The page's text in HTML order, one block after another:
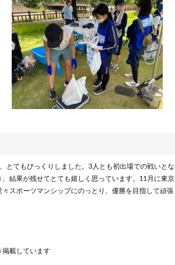
とてもびっくりしました。3人とも初出場での戦いとな
結果が残せてとても嬉しく思っています。11月に東京
スポーツマンシップにのっとり、優勝を目指して頑張
載しています